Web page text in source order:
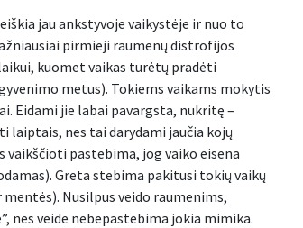
jau ankstyvoje vaikystėje ir nuo to
pirmieji raumenų distrofijos
kuomet vaikas turėtų pradėti
metus). Tokiems vaikams mokytis
Eidami jie labai pavargsta, nukritę –
laiptais, nes tai darydami jaučia kojų
vaikščioti pastebima, jog vaiko eisena
Greta stebima pakitusi tokių vaikų
Nusilpus veido raumenims,
nes veide nebepastebima jokia mimika.